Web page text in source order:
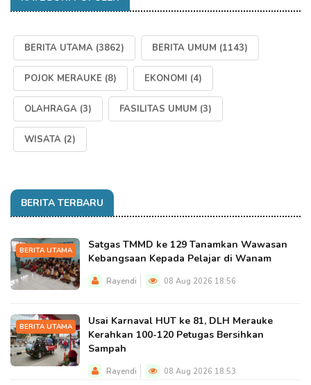
BERITA UTAMA (3862) BERITA UMUM (1143)
POJOK MERAUKE (8) EKONOMI (4)
OLAHRAGA (3) FASILITAS UMUM (3)
WISATA (2)
BERITA TERBARU
BERITA UTAMA
Satgas TMMD ke 129 Tanamkan Wawasan
Kebangsaan Kepada Pelajar di Wanam
Rayendi 08 Aug 2026 18:56
BERITA UTAMA
Usai Karnaval HUT ke 81, DLH Merauke
Kerahkan 100-120 Petugas Bersihkan
Sampah
Rayendi 08 Aug 2026 18:53